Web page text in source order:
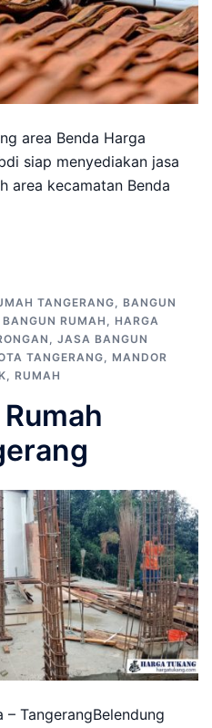
area Benda Harga
siap menyediakan jasa
area kecamatan Benda
TANGERANG, BANGUN
BANGUN RUMAH , HARGA
, JASA BANGUN
TANGERANG, MANDOR
, RUMAH
– TangerangBelendung